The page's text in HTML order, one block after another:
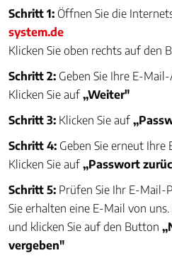
Schritt 1: Öffnen Sie die
system.de
Klicken Sie oben rechts auf den
Schritt 2: Geben Sie Ihre E-
Klicken Sie auf „Weiter"
Schritt 3: Klicken Sie auf
Schritt 4: Geben Sie erneut Ihre
Klicken Sie auf „Passwort
Schritt 5: Prüfen Sie Ihr E-Mail-
Sie erhalten eine E-Mail von
und klicken Sie auf den Button
vergeben"